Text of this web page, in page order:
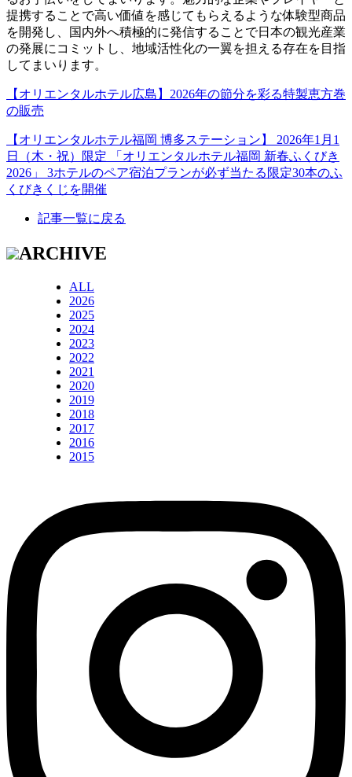
提携することで高い価値を感じてもらえるような体験型商品
を開発し、国内外へ積極的に発信することで日本の観光産業
の発展にコミットし、地域活性化の一翼を担える存在を目指
してまいります。
【オリエンタルホテル広島】2026年の節分を彩る特製恵方巻
の販売
【オリエンタルホテル福岡 博多ステーション】 2026年1月1
日（木・祝）限定 「オリエンタルホテル福岡 新春ふくびき
2026」 3ホテルのペア宿泊プランが必ず当たる限定30本のふ
くびきくじを開催
記事一覧に戻る
ARCHIVE
ALL
2026
2025
2024
2023
2022
2021
2020
2019
2018
2017
2016
2015